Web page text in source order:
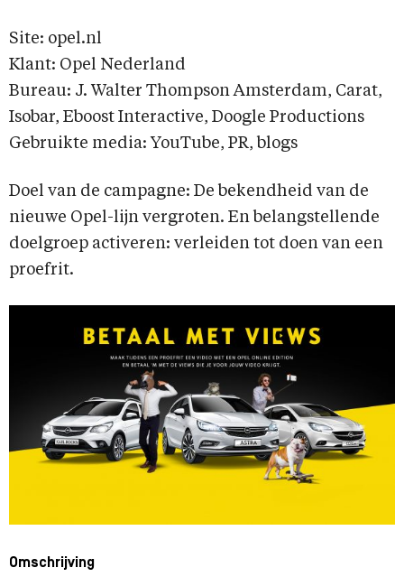
Site: opel.nl
Klant: Opel Nederland
Bureau: J. Walter Thompson Amsterdam, Carat,
Isobar, Eboost Interactive, Doogle Productions
Gebruikte media: YouTube, PR, blogs
Doel van de campagne: De bekendheid van de
nieuwe Opel-lijn vergroten. En belangstellende
doelgroep activeren: verleiden tot doen van een
proefrit.
Omschrijving